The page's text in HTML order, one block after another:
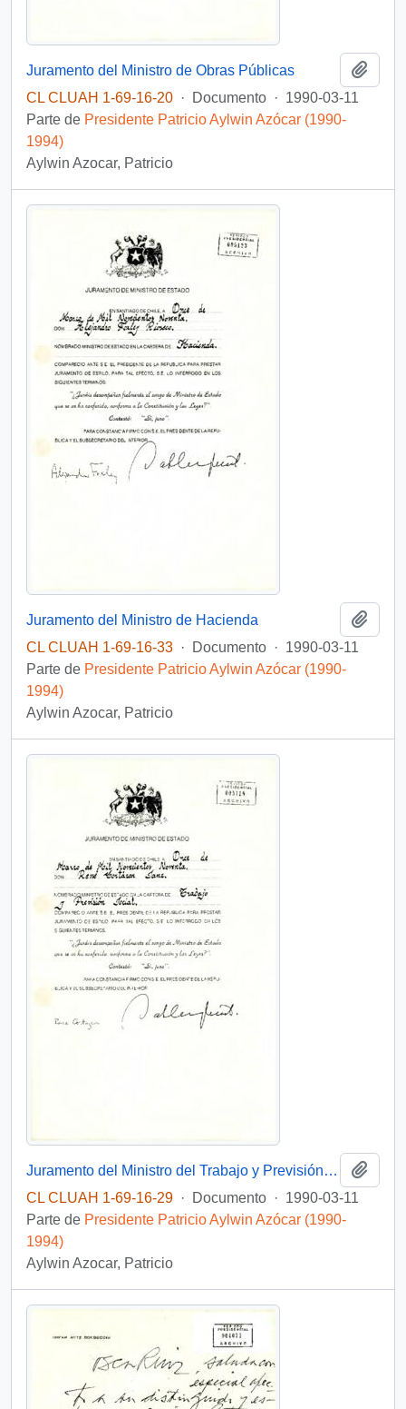
Juramento del Ministro de Obras Públicas
CL CLUAH 1-69-16-20 · Documento · 1990-03-11
Parte de Presidente Patricio Aylwin Azócar (1990-
1994)
Aylwin Azocar, Patricio
Juramento del Ministro de Hacienda
CL CLUAH 1-69-16-33 · Documento · 1990-03-11
Parte de Presidente Patricio Aylwin Azócar (1990-
1994)
Aylwin Azocar, Patricio
Juramento del Ministro del Trabajo y Previsión Social
CL CLUAH 1-69-16-29 · Documento · 1990-03-11
Parte de Presidente Patricio Aylwin Azócar (1990-
1994)
Aylwin Azocar, Patricio